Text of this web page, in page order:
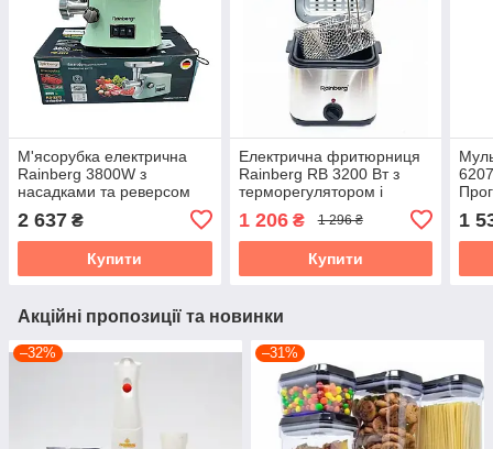
М'ясорубка електрична
Rainberg 3800W з
насадками та реверсом
2 637 ₴
Купити
Електрична фритюрниця
Rainberg RB 3200 Вт з
терморегулятором і
1 206₴ 1 296 ₴
Купити
1
Акційні пропозиції та новинки
–32% –31%